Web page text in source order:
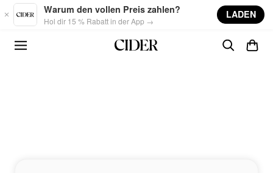
Skip to main content
Warum den vollen Preis zahlen?
Hol dir 15 % Rabatt in der App →
LADEN